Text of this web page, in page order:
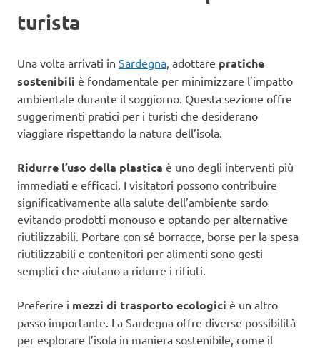
turista
Una volta arrivati in Sardegna , adottare pratiche
sostenibili è fondamentale per minimizzare l’impatto
ambientale durante il soggiorno. Questa sezione offre
suggerimenti pratici per i turisti che desiderano
viaggiare rispettando la natura dell’isola.
Ridurre l’uso della plastica è uno degli interventi più
immediati e efficaci. I visitatori possono contribuire
significativamente alla salute dell’ambiente sardo
evitando prodotti monouso e optando per alternative
riutilizzabili. Portare con sé borracce, borse per la spesa
riutilizzabili e contenitori per alimenti sono gesti
semplici che aiutano a ridurre i rifiuti.
Preferire i mezzi di trasporto ecologici è un altro
passo importante. La Sardegna offre diverse possibilità
per esplorare l’isola in maniera sostenibile, come il